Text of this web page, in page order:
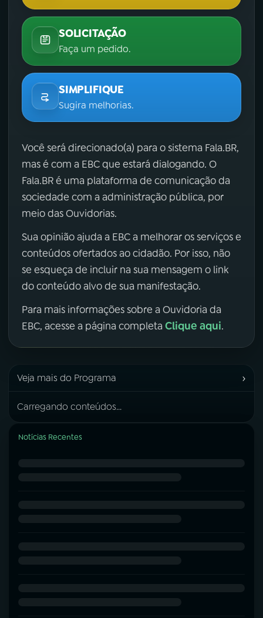
SOLICITAÇÃO
Faça um pedido.
SIMPLIFIQUE
Sugira melhorias.
Você será direcionado(a) para o sistema Fala.BR,
mas é com a EBC que estará dialogando. O
Fala.BR é uma plataforma de comunicação da
sociedade com a administração pública, por
meio das Ouvidorias.
Sua opinião ajuda a EBC a melhorar os serviços e
conteúdos ofertados ao cidadão. Por isso, não
se esqueça de incluir na sua mensagem o link
do conteúdo alvo de sua manifestação.
Para mais informações sobre a Ouvidoria da
EBC, acesse a página completa Clique aqui.
Veja mais do Programa ›
Carregando conteúdos...
Notícias Recentes